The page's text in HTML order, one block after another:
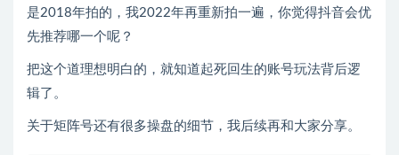
是2018年拍的，我2022年再重新拍一遍，你觉得抖音会优
先推荐哪一个呢？
把这个道理想明白的，就知道起死回生的账号玩法背后逻
辑了。
关于矩阵号还有很多操盘的细节，我后续再和大家分享。